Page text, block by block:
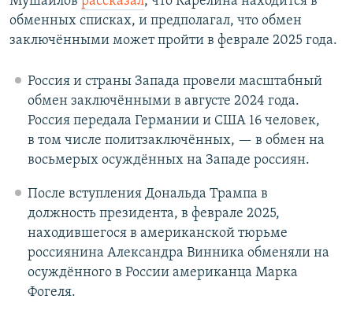
обменных списках, и предполагал, что обмен
заключёнными может пройти в феврале 2025 года.
Россия и страны Запада провели масштабный
обмен заключёнными в августе 2024 года.
Россия передала Германии и США 16 человек,
в том числе политзаключённых, — в обмен на
восьмерых осуждённых на Западе россиян.
После вступления Дональда Трампа в
должность президента, в феврале 2025,
находившегося в американской тюрьме
россиянина Александра Винника обменяли на
осуждённого в России американца Марка
Фогеля.